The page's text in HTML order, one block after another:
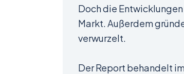
Doch die
Markt. Außerdem
verwurzelt.
Der Report behandelt